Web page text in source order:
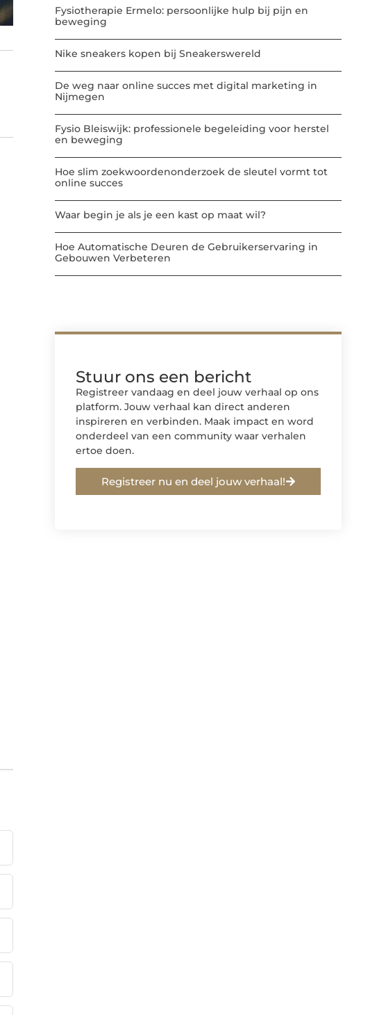
Fysiotherapie Ermelo: persoonlijke hulp bij pijn en
beweging
Nike sneakers kopen bij Sneakerswereld
De weg naar online succes met digital marketing in
Nijmegen
Fysio Bleiswijk: professionele begeleiding voor herstel
en beweging
Hoe slim zoekwoordenonderzoek de sleutel vormt tot
online succes
Waar begin je als je een kast op maat wil?
Hoe Automatische Deuren de Gebruikerservaring in
Gebouwen Verbeteren
Stuur ons een bericht
Registreer vandaag en deel jouw verhaal op ons
platform. Jouw verhaal kan direct anderen
inspireren en verbinden. Maak impact en word
onderdeel van een community waar verhalen
ertoe doen.
Registreer nu en deel jouw verhaal!